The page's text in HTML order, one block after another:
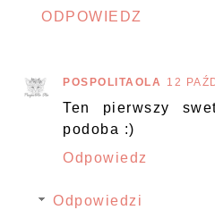
ODPOWIEDZ
POSPOLITAOLA 12
Ten pierwszy
podoba :)
Odpowiedz
Odpowiedzi